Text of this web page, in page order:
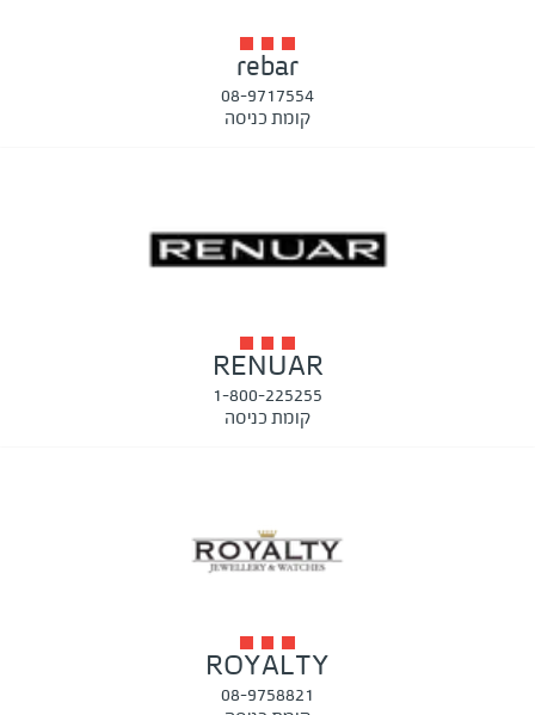
rebar
08-9717554
קומת כניסה
RENUAR
1-800-225255
קומת כניסה
ROYALTY
08-9758821